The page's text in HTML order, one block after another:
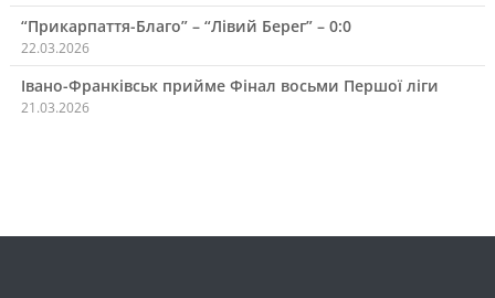
“Прикарпаття-Благо” – “Лівий Берег” – 0:0
22.03.2026
Івано-Франківськ прийме Фінал восьми Першої ліги
21.03.2026